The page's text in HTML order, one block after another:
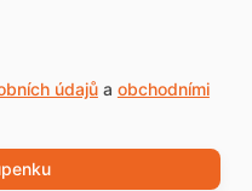
údajůa obchodními